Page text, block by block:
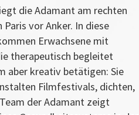
die Adamant am rechten
vor Anker. In diese
Erwachsene mit
therapeutisch begleitet
aber kreativ betätigen: Sie
Filmfestivals, dichten,
der Adamant zeigt